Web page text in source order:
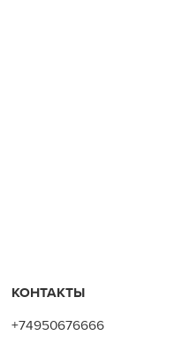
КОНТАКТЫ
+74950676666